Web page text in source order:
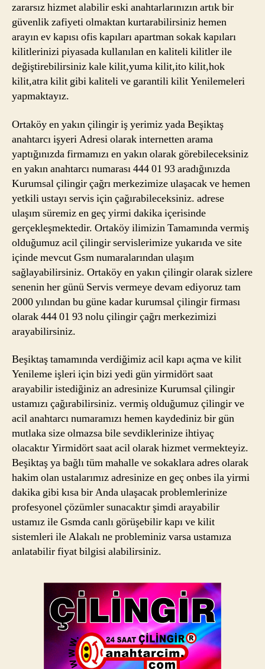
zararsız hizmet alabilir eski anahtarlarınızın artık bir
güvenlik zafiyeti olmaktan kurtarabilirsiniz hemen
arayın ev kapısı ofis kapıları apartman sokak kapıları
kilitlerinizi piyasada kullanılan en kaliteli kilitler ile
değiştirebilirsiniz kale kilit,yuma kilit,ito kilit,hok
kilit,atra kilit gibi kaliteli ve garantili kilit Yenilemeleri
yapmaktayız.
Ortaköy en yakın çilingir iş yerimiz yada Beşiktaş
anahtarcı işyeri Adresi olarak internetten arama
yaptığınızda firmamızı en yakın olarak görebileceksiniz
en yakın anahtarcı numarası 444 01 93 aradığınızda
Kurumsal çilingir çağrı merkezimize ulaşacak ve hemen
yetkili ustayı servis için çağırabileceksiniz. adrese
ulaşım süremiz en geç yirmi dakika içerisinde
gerçekleşmektedir. Ortaköy ilimizin Tamamında vermiş
olduğumuz acil çilingir servislerimize yukarıda ve site
içinde mevcut Gsm numaralarından ulaşım
sağlayabilirsiniz. Ortaköy en yakın çilingir olarak sizlere
senenin her günü Servis vermeye devam ediyoruz tam
2000 yılından bu güne kadar kurumsal çilingir firması
olarak 444 01 93 nolu çilingir çağrı merkezimizi
arayabilirsiniz.
Beşiktaş tamamında verdiğimiz acil kapı açma ve kilit
Yenileme işleri için bizi yedi gün yirmidört saat
arayabilir istediğiniz an adresinize Kurumsal çilingir
ustamızı çağırabilirsiniz. vermiş olduğumuz çilingir ve
acil anahtarcı numaramızı hemen kaydediniz bir gün
mutlaka size olmazsa bile sevdiklerinize ihtiyaç
olacaktır Yirmidört saat acil olarak hizmet vermekteyiz.
Beşiktaş ya bağlı tüm mahalle ve sokaklara adres olarak
hakim olan ustalarımız adresinize en geç onbes ila yirmi
dakika gibi kısa bir Anda ulaşacak problemlerinize
profesyonel çözümler sunacaktır şimdi arayabilir
ustamız ile Gsmda canlı görüşebilir kapı ve kilit
sistemleri ile Alakalı ne probleminiz varsa ustamıza
anlatabilir fiyat bilgisi alabilirsiniz.